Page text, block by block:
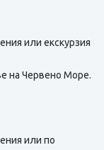
или екскурзия
на Червено Море.
или по